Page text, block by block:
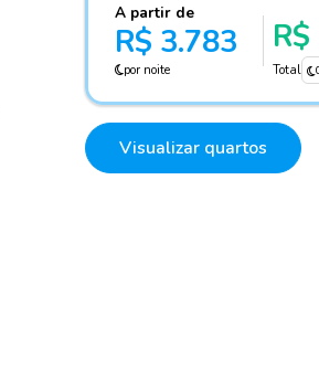
A partir de
R$ 3.783
por noite Total
Visualizar quartos